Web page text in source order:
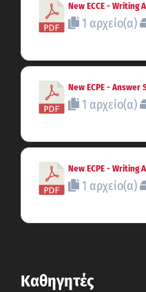
New ECCE - Writing
1 αρχείο(α)
New ECPE - Answer
1 αρχείο(α)
New ECPE - Writing
1 αρχείο(α)
Καθηγητές